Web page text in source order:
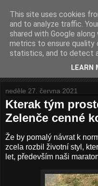
Prostě
O mém běhání. Pomalém,
neděle 27. června 2021
Kterak tým
Zelenče cenné
Že by pomalý návrat k
zcela rozbil životní styl,
let, především naši
This site uses cookies
and to analyze traffic.
shared with Google
metrics to ensure quality
statistics, and to detect
LEARN